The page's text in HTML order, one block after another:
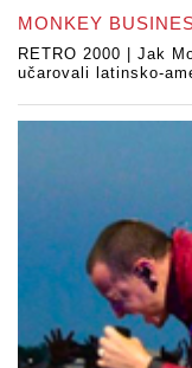
MONKEY
RETRO 2000 | Jak
učarovali latinsko-